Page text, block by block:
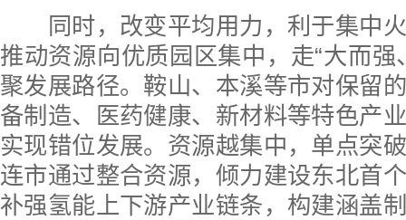
同时，改变平均用力，利于集中火
推动资源向优质园区集中，走“大而强
聚发展路径。鞍山、本溪等市对保留
备制造、医药健康、新材料等特色产
实现错位发展。资源越集中，单点突
连市通过整合资源，倾力建设东北首
补强氢能上下游产业链条，构建涵盖